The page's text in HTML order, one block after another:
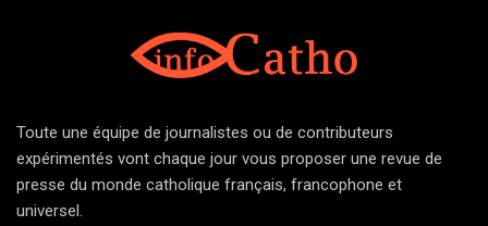
Toute une équipe de journalistes ou de contributeurs
expérimentés vont chaque jour vous proposer une revue de
presse du monde catholique français, francophone et
universel.